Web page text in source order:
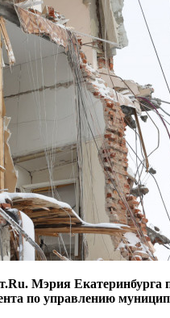
Екатеринбурга
по управлению